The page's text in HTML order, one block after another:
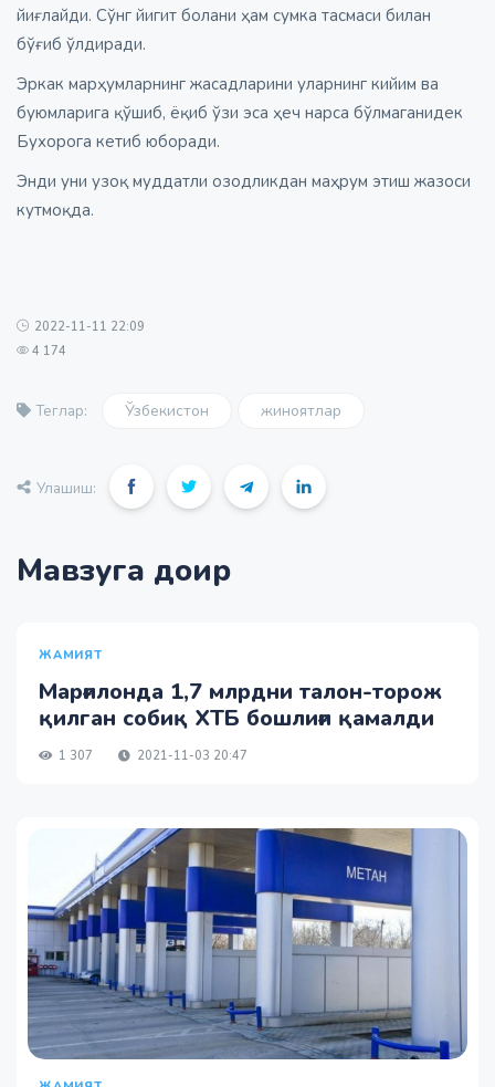
йиғлайди. Сўнг йигит болани ҳам сумка тасмаси билан
бўғиб ўлдиради.
Эркак марҳумларнинг жасадларини уларнинг кийим ва
буюмларига қўшиб, ёқиб ўзи эса ҳеч нарса бўлмаганидек
Бухорога кетиб юборади.
Энди уни узоқ муддатли озодликдан маҳрум этиш жазоси
кутмоқда.
2022-11-11 22:09
4 174
Теглар: Ўзбекистон жиноятлар
Улашиш:
Мавзуга доир
ЖАМИЯТ
Марғилонда 1,7 млрдни талон-торож
қилган собиқ ХТБ бошлиғи қамалди
1 307 2021-11-03 20:47